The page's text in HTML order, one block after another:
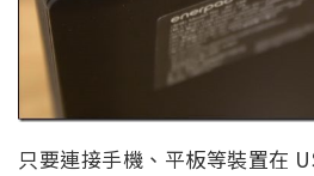
只要連接手機、平板等裝置在